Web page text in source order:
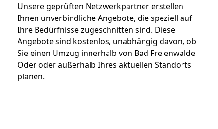
Unsere geprüften Netzwerkpartner erstellen
Ihnen unverbindliche Angebote, die speziell auf
Ihre Bedürfnisse zugeschnitten sind. Diese
Angebote sind kostenlos, unabhängig davon, ob
Sie einen Umzug innerhalb von Bad Freienwalde
Oder oder außerhalb Ihres aktuellen Standorts
planen.